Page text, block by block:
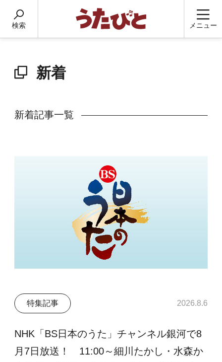
検索 メニュー
新着
新着記事一覧
特集記事 2026.8.6
NHK「BS日本のうた」チャンネル銀河で8
月7日放送！ 11:00～細川たかし・水森か